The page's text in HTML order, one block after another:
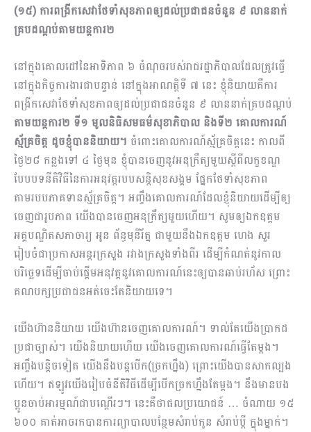
(១៥) ការពង្រីកសេវាថែទាំសុខភាពឲ្យដល់ប្រជាជនចំនួន ៩ លាននាក់
គ្របដណ្តប់តាមយន្តការ​​២
នៅក្នុងគោលដៅនៃអាទិភាព ៦ ចំណុចរបស់រាជរដ្ឋាភិបាលដែលត្រូវធ្វើ
នៅក្នុងកិច្ចការងារជាបន្ទាន់ នៅក្នុងអាណត្តិទី ៧ នេះ ខ្ញុំនិយាយគឺការ
ពង្រីកសេវាថែទាំសុខភាពឲ្យដល់ប្រជាជនចំនួន ៩ លាននាក់គ្របដណ្តប់
តាមយន្តការ​​២ ទី១ មូលនិធិសមធម៌សុខាភិបាល និងទី២ គោលការណ៍
ស្ម័គ្រចិត្ត ដូចខ្ញុំបាននិយាយ។ ចំពោះគោលការណ៍ស្ម័គ្រចិត្តនេះ កាលពី
ថ្ងៃ២៨ កន្លងទៅ ៤ ថ្ងៃមុន ខ្ញុំបានចេញនូវអនុក្រឹត្យមួយស្តីពីលក្ខខណ្ឌ
បែបបទនីតិវិធីនៃការអនុវត្តរបបសន្តិសុខសង្គម ផ្នែកថែទាំសុខភាព
តាមរបបភាគទានស្ម័គ្រចិត្ត។ អញ្ចឹងគោលការណ៍ដែលខ្ញុំនិយាយដើម្បីឲ្យ
ចេញជារូបភាព យើងបានចេញអនុក្រឹត្យមួយហើយ។ សូមឲ្យឯកឧត្តម
អគ្គបណ្ឌិតសភាចារ្យ អូន ព័ន្ធមុនីរ័ត្ន ជាមួយនឹងឯកឧត្តម ហេង សួរ
រៀបចំជាប្រកាសអន្តរក្រសួង រវាងក្រសួងទាំងពីរ ដើម្បីកំណត់នូវកាល
បរិច្ឆេទដើម្បីចាប់ផ្តើមអនុវត្តនូវគោលការណ៍នេះឲ្យបានឆាប់រហ័ស ព្រោះ
គណបក្សប្រជាជនអត់ចេះតែនិយាយទេ។
យើងហ៊ាននិយាយ យើងហ៊ានចេញគោលការណ៍។ ទាល់តែយើងប្រាកដ
ប្រជាច្បាស់។ យើងនិយាយហើយ យើងចេញគោលការណ៍ធ្វើតែម្តង។
អញ្ចឹងបន្តិចទៀត យើងនឹងបន្តបើក(ច្រកហ្នឹង) ព្រោះយើងបានសាកល្បង
ហើយ។ ឥឡូវយើងរៀបចំនីតិវិធីដើម្បីបើកច្រកហ្នឹងតែម្តង។ នឹងមានបង
ប្អូនចាប់អារម្មណ៍ជាបណ្តើរៗ។ នេះគឺថាផលប្រយោជន៍ … ចំណាយ ១៥
៦០០ គាត់អាចរកបានការព្យាបាលបន្ថែមសំរាប់កូន សំរាប់ប្តី ក្នុងម្នាក់។